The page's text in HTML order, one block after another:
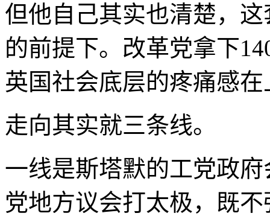
但他自己其实也清楚，
的前提下。改革党拿下
英国社会底层的疼痛感
走向其实就三条线。
一线是斯塔默的工党政
党地方议会打太极，既